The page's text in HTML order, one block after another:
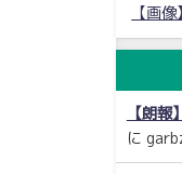
【画
【朗
に